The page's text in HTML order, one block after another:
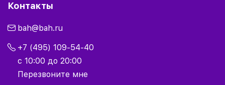
Контакты
bah@bah.ru
+7 (495) 109-54-40
с 10:00 до 20:00
Перезвоните мне